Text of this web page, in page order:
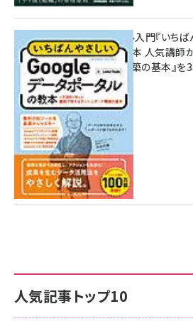
人気記事トップ10
無料BIツール入門『いち
ポータルの教本 人気講師
シュボード構築の基本』
7月31日 10:00